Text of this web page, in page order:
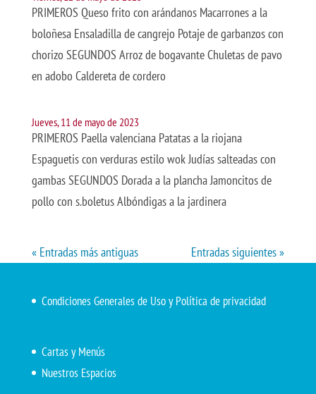
PRIMEROS Queso frito con arándanos Macarrones a la
boloñesa Ensaladilla de cangrejo Potaje de garbanzos con
chorizo SEGUNDOS Arroz de bogavante Chuletas de pavo
en adobo Caldereta de cordero
Jueves, 11 de mayo de 2023
PRIMEROS Paella valenciana Patatas a la riojana
Espaguetis con verduras estilo wok Judías salteadas con
gambas SEGUNDOS Dorada a la plancha Jamoncitos de
pollo con s.boletus Albóndigas a la jardinera
« Entradas más antiguas Entradas siguientes »
Condiciones Generales de Uso y Política de privacidad
Cartas y Menús
Nuestros Espacios